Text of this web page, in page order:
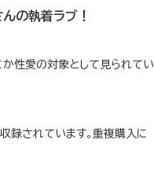
の執着ラブ！
性愛の対象として見られてい
録されています。重複購入に